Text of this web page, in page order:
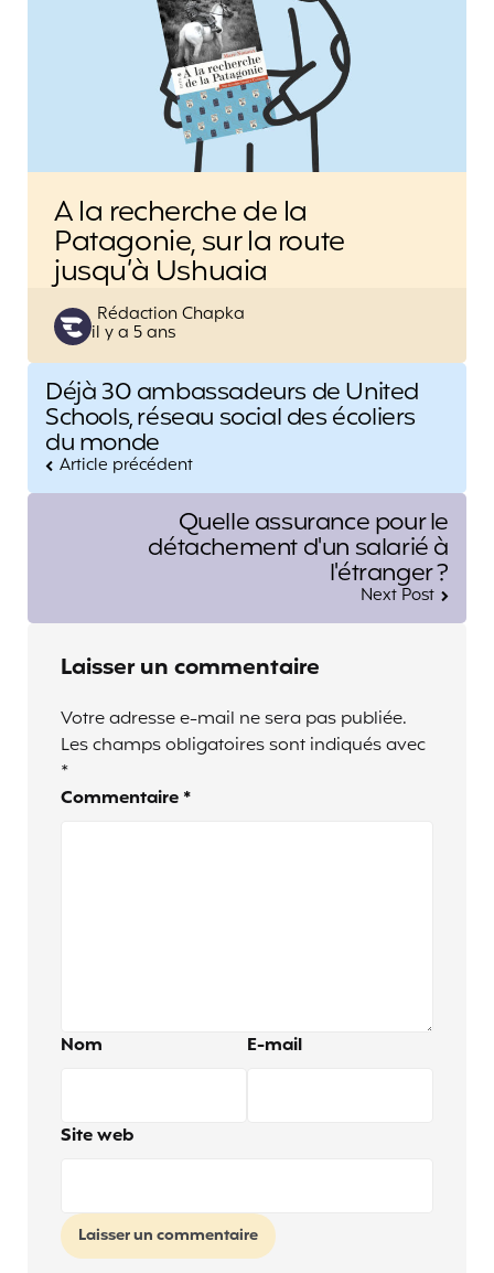
A la recherche de la
Patagonie, sur la route
jusqu’à Ushuaia
Posted
by
Rédaction Chapka
il y a 5 ans
Post
navigation
Déjà 30 ambassadeurs de United
Schools, réseau social des écoliers
du monde
Article précédent
Quelle assurance pour le
détachement d'un salarié à
l'étranger ?
Next Post
Laisser un commentaire
Votre adresse e-mail ne sera pas publiée.
Les champs obligatoires sont indiqués avec
*
Commentaire *
Nom E-mail
Site web